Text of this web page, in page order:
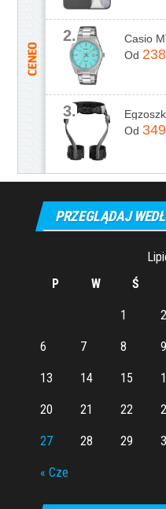
2.
Od
3.
Od
PRZEGLĄDAJ
P
W Ś
« Cze
1 2
6 7 8 9
13 14 15
20 21 22
27 28 29